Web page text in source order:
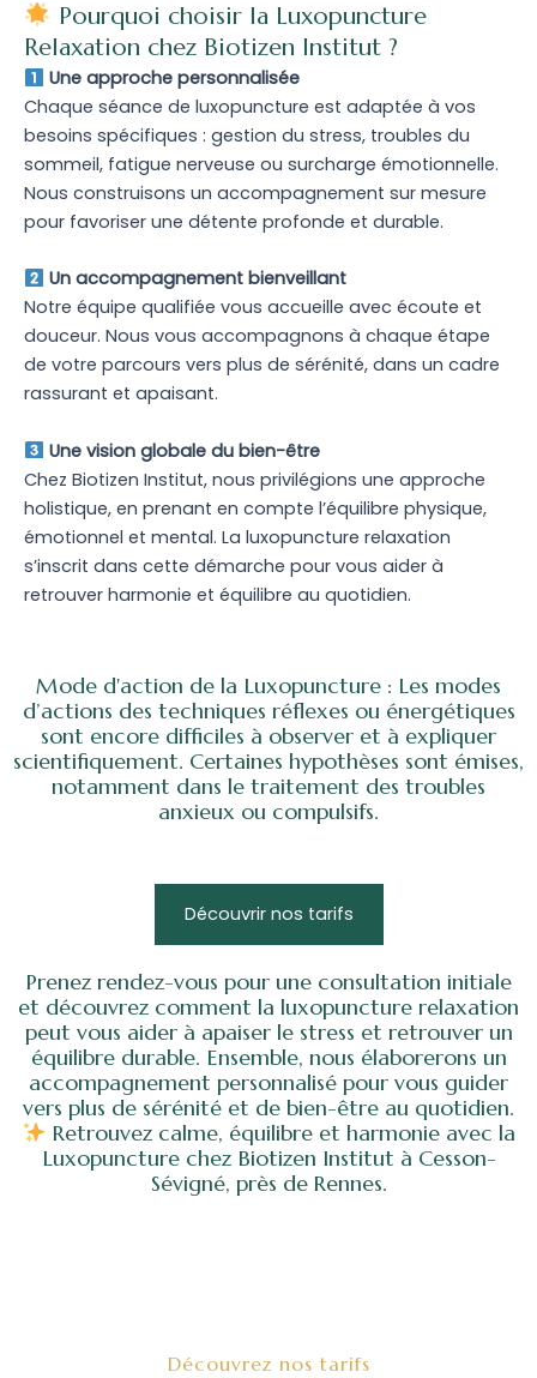
Pourquoi choisir la Luxopuncture
Relaxation chez Biotizen Institut ?
Une approche personnalisée
Chaque séance de luxopuncture est adaptée à vos
besoins spécifiques : gestion du stress, troubles du
sommeil, fatigue nerveuse ou surcharge émotionnelle.
Nous construisons un accompagnement sur mesure
pour favoriser une détente profonde et durable.
Un accompagnement bienveillant
Notre équipe qualifiée vous accueille avec écoute et
douceur. Nous vous accompagnons à chaque étape
de votre parcours vers plus de sérénité, dans un cadre
rassurant et apaisant.
Une vision globale du bien-être
Chez Biotizen Institut, nous privilégions une approche
holistique, en prenant en compte l’équilibre physique,
émotionnel et mental. La luxopuncture relaxation
s’inscrit dans cette démarche pour vous aider à
retrouver harmonie et équilibre au quotidien.
Mode d'action de la Luxopuncture : Les modes
d’actions des techniques réflexes ou énergétiques
sont encore difficiles à observer et à expliquer
scientifiquement. Certaines hypothèses sont émises,
notamment dans le traitement des troubles
anxieux ou compulsifs.
Découvrir nos tarifs
Prenez rendez-vous pour une consultation initiale
et découvrez comment la luxopuncture relaxation
peut vous aider à apaiser le stress et retrouver un
équilibre durable. Ensemble, nous élaborerons un
accompagnement personnalisé pour vous guider
vers plus de sérénité et de bien-être au quotidien.
Retrouvez calme, équilibre et harmonie avec la
Luxopuncture chez Biotizen Institut à Cesson-
Sévigné, près de Rennes.
Découvrez nos tarifs